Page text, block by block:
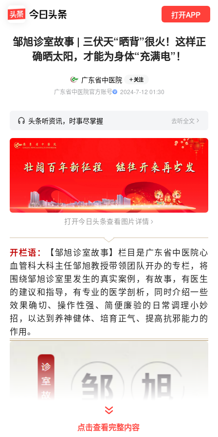
打开APP
邹旭诊室故事 | 三伏天“晒背”很火！这样正
确晒太阳，才能为身体“充满电”！
广东省中医院 关注
广东省中医院官方账号
  2024-7-12 01:30
头条听资讯，时事尽掌握 去听全文
打开今日头条查看图片详情
开栏语：
【邹旭诊室故事】栏目是广东省中医院心
血管科大科主任邹旭教授带领团队开办的专栏，将
围绕邹旭诊室里发生的真实案例，有故事，有医生
的建议和指导，有专业的医学剖析，同时介绍一些
效果确切、操作性强、简便廉验的日常调理小妙
招，以达到养神健体、培育正气、提高抗邪能力的
作用。
点击查看完整内容